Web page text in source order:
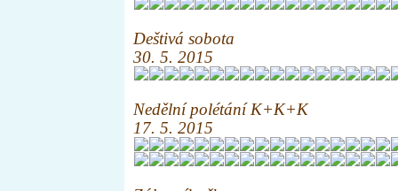
Deštivá sobota
30. 5. 2015
Nedělní polétání K+K+K
17. 5. 2015